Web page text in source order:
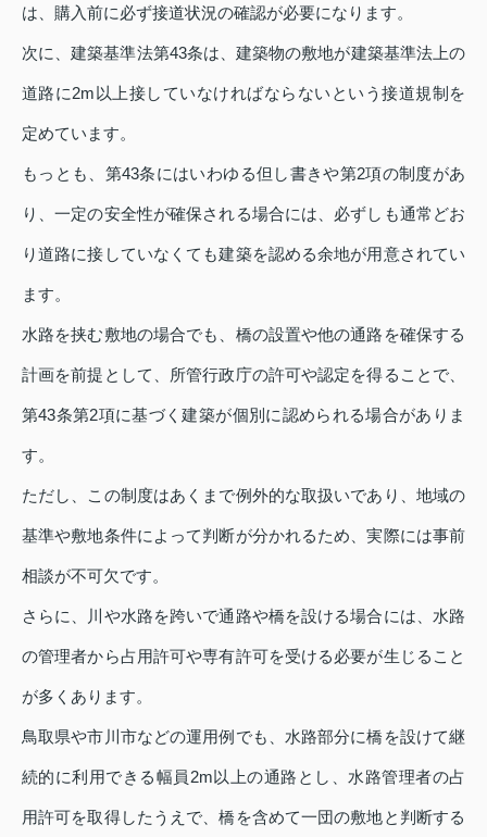
は、購入前に必ず接道状況の確認が必要になります。
次に、建築基準法第43条は、建築物の敷地が建築基準法上の
道路に2m以上接していなければならないという接道規制を
定めています。
もっとも、第43条にはいわゆる但し書きや第2項の制度があ
り、一定の安全性が確保される場合には、必ずしも通常どお
り道路に接していなくても建築を認める余地が用意されてい
ます。
水路を挟む敷地の場合でも、橋の設置や他の通路を確保する
計画を前提として、所管行政庁の許可や認定を得ることで、
第43条第2項に基づく建築が個別に認められる場合がありま
す。
ただし、この制度はあくまで例外的な取扱いであり、地域の
基準や敷地条件によって判断が分かれるため、実際には事前
相談が不可欠です。
さらに、川や水路を跨いで通路や橋を設ける場合には、水路
の管理者から占用許可や専有許可を受ける必要が生じること
が多くあります。
鳥取県や市川市などの運用例でも、水路部分に橋を設けて継
続的に利用できる幅員2m以上の通路とし、水路管理者の占
用許可を取得したうえで、橋を含めて一団の敷地と判断する